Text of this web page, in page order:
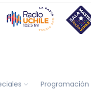
Programación